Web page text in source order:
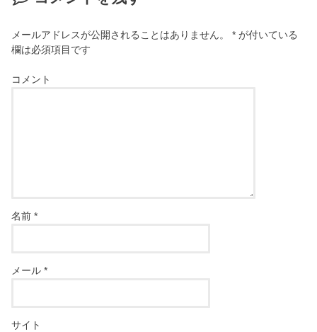
メールアドレスが公開されることはありません。 * が付いている
欄は必須項目です
コメント
名前*
メール*
サイト